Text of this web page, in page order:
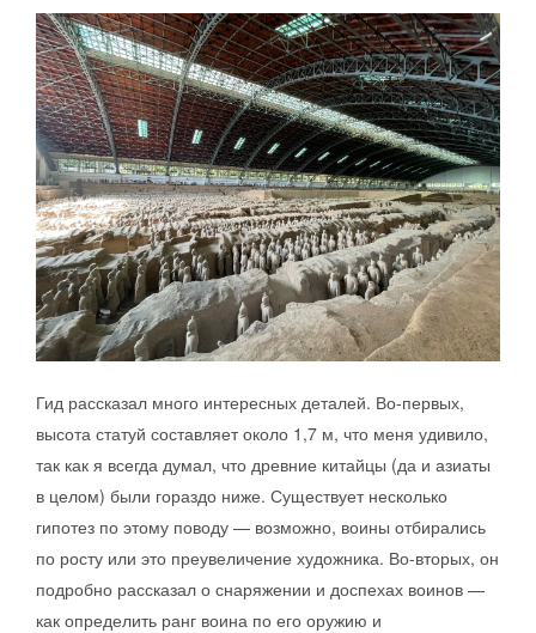
Гид рассказал много интересных деталей. Во-первых,
высота статуй составляет около 1,7 м, что меня удивило,
так как я всегда думал, что древние китайцы (да и азиаты
в целом) были гораздо ниже. Существует несколько
гипотез по этому поводу — возможно, воины отбирались
по росту или это преувеличение художника. Во-вторых, он
подробно рассказал о снаряжении и доспехах воинов —
как определить ранг воина по его оружию и